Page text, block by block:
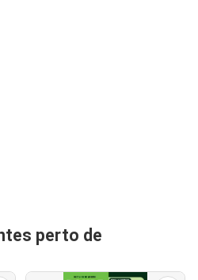
perto de